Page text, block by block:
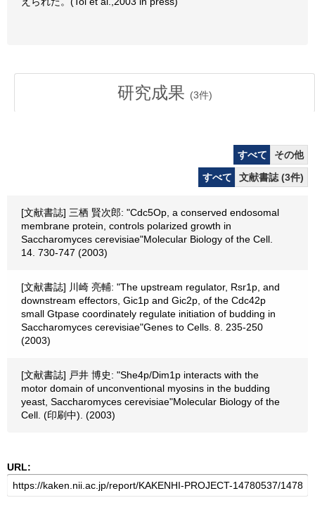
研究成果 (3件)
すべて
その他
すべて
文献書誌 (3件)
[文献書誌] 三栖 賢次郎: "Cdc5Op, a conserved endosomal
membrane protein, controls polarized growth in
Saccharomyces cerevisiae"Molecular Biology of the Cell.
14. 730-747 (2003)
[文献書誌] 川崎 亮輔: "The upstream regulator, Rsr1p, and
downstream effectors, Gic1p and Gic2p, of the Cdc42p
small Gtpase coordinately regulate initiation of budding in
Saccharomyces cerevisiae"Genes to Cells. 8. 235-250
(2003)
[文献書誌] 戸井 博史: "She4p/Dim1p interacts with the
motor domain of unconventional myosins in the budding
yeast, Saccharomyces cerevisiae"Molecular Biology of the
Cell. (印刷中). (2003)
URL: